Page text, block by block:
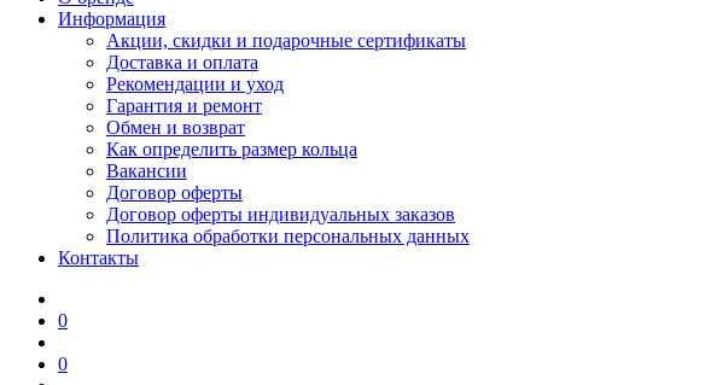
Информация
Акции, скидки и подарочные сертификаты
Доставка и оплата
Рекомендации и уход
Гарантия и ремонт
Обмен и возврат
Как определить размер кольца
Вакансии
Договор оферты
Договор оферты индивидуальных заказов
Политика обработки персональных данных
Контакты
0
0